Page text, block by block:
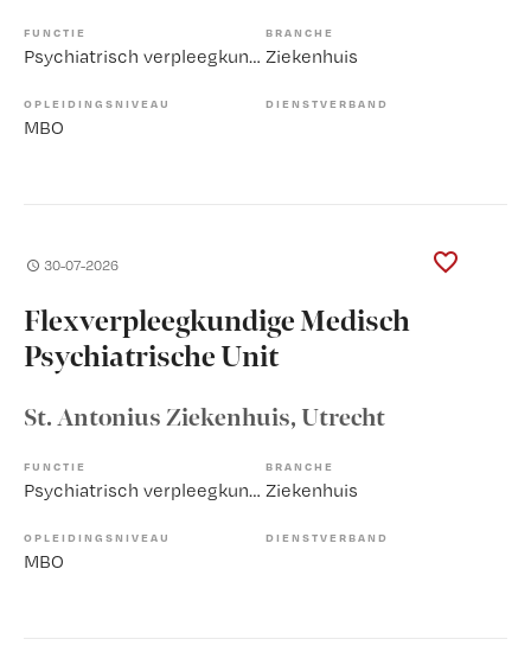
FUNCTIE
Psychiatrisch verpleegkundige
BRANCHE
Ziekenhuis
OPLEIDINGSNIVEAU
MBO
DIENSTVERBAND
30-07-2026
Flexverpleegkundige Medisch
Psychiatrische Unit
St. Antonius Ziekenhuis, Utrecht
FUNCTIE
Psychiatrisch verpleegkundige
BRANCHE
Ziekenhuis
OPLEIDINGSNIVEAU
MBO
DIENSTVERBAND